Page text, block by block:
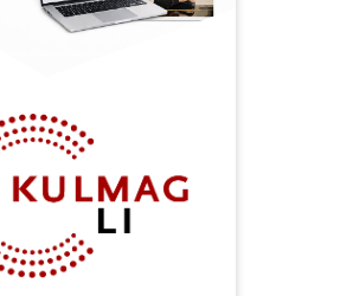
Unser Ziel ist es, das
Kulturangebot